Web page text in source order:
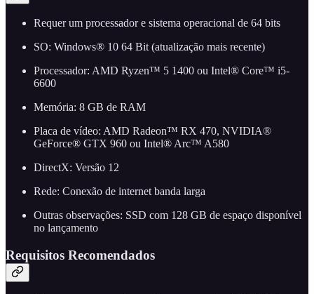
Requer um processador e sistema operacional de 64 bits
SO: Windows® 10 64 Bit (atualização mais recente)
Processador: AMD Ryzen™ 5 1400 ou Intel® Core™ i5-
6600
Memória: 8 GB de RAM
Placa de vídeo: AMD Radeon™ RX 470, NVIDIA®
GeForce® GTX 960 ou Intel® Arc™ A580
DirectX: Versão 12
Rede: Conexão de internet banda larga
Outras observações: SSD com 128 GB de espaço disponível
no lançamento
Requisitos Recomendados